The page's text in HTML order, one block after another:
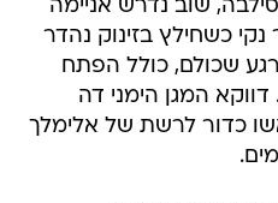
שוב נדרש אניימה
כשחילץ בזינוק נהדר
שכולם, כולל הפתח
המגן הימני דה
כדור לרשת של אלימלך